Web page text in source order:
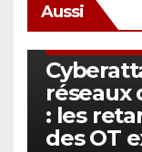
Aussi
réseaux
: les
des OT